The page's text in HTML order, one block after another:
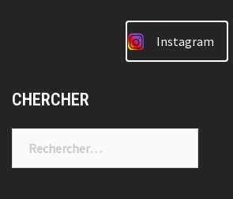
Instagram
CHERCHER